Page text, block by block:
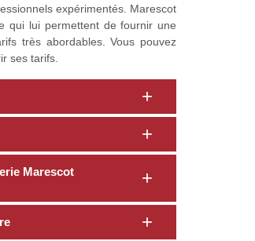
expérimentés. Marescot
qui lui permettent de fournir une
très abordables. Vous pouvez
ses tarifs.
Marescot